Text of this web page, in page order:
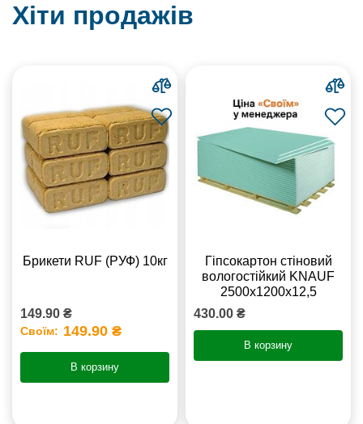
Хіти продажів
Брикети RUF (РУФ) 10кг
149.90 ₴
Своїм: 149.90 ₴
В корзину
Гіпсокартон стіновий
вологостійкий KNAUF
2500х1200х12,5
430.00 ₴
В корзину